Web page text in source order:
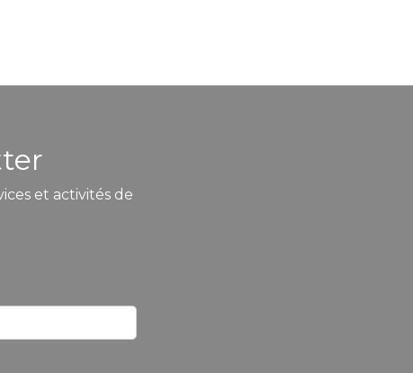
et activités de